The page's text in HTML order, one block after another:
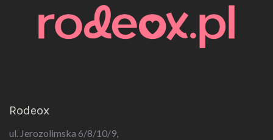
ul. Jerozolimska 6/8/10/9,
09-400 Płock